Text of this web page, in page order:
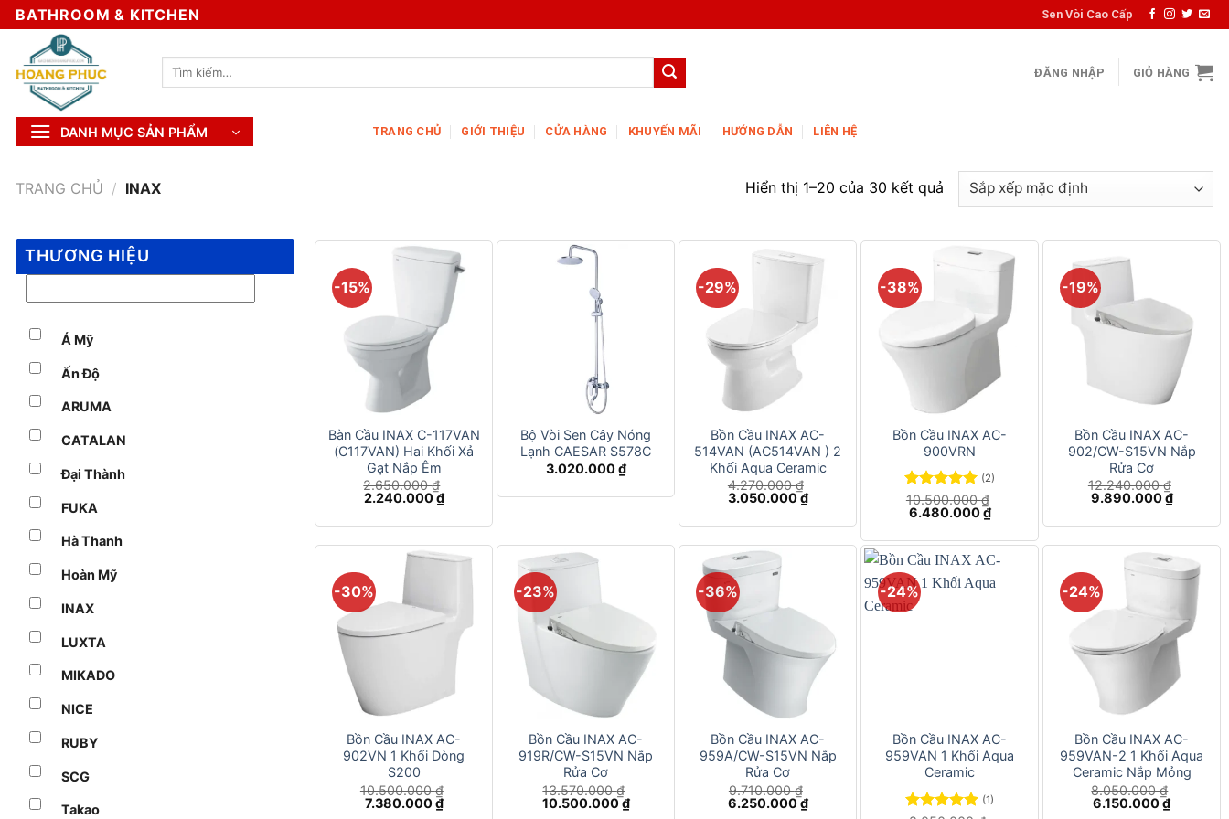
Skip
to
content
BATHROOM & KITCHEN Sen Vòi Cao Cấp
Tìm
ĐĂNG NHẬP GIỎ HÀNG
DANH MỤC SẢN PHẨM TRANG CHỦ GIỚI THIỆU CỬA HÀNG KHUYẾN MÃI HƯỚNG DẪN LIÊN HỆ
TRANG CHỦ / INAX Hiển thị 1–20 của 30 kết quả
THƯƠNG HIỆU
Á Mỹ
Ấn Độ
ARUMA
CATALAN
Đại Thành
FUKA
Hà Thanh
Hoàn Mỹ
INAX
LUXTA
MIKADO
NICE
RUBY
SCG
Takao
-15%
Bàn Cầu INAX C-117VAN
(C117VAN) Hai Khối Xả
Gạt Nắp Êm
2.650.000₫
Giá
là:
2.240.000₫Giá
hiện
tại
2.240.000 ₫.
Bộ Vòi Sen Cây Nóng
Lạnh CAESAR S578C
3.020.000₫
-29%
Bồn Cầu INAX AC-
514VAN (AC514VAN ) 2
Khối Aqua Ceramic
4.270.000₫
Giá
là:
3.050.000₫Giá
hiện
tại
3.050.000 ₫.
-38%
Bồn Cầu INAX AC-
900VRN
Được xếp
hạng5.00
(2)
10.500.000₫
Giá
là:
10.500.000 ₫.
6.480.000₫Giá
hiện
tại
là:
6.480.000 ₫.
-19%
Bồn Cầu INAX AC-
902/CW-S15VN Nắp
Rửa Cơ
12.240.000₫
Giá
là:
9.890.000₫Giá
hiện
tại
-30%
Bồn Cầu INAX AC-
902VN 1 Khối Dòng
S200
10.500.000₫
Giá
7.380.000₫Giá
hiện
-23%
Bồn Cầu INAX AC-
919R/CW-S15VN Nắp
Rửa Cơ
13.570.000₫
Giá
10.500.000₫Giá
hiện
-36%
Bồn Cầu INAX AC-
959A/CW-S15VN Nắp
Rửa Cơ
9.710.000₫
Giá
6.250.000₫Giá
hiện
-24%
Bồn Cầu INAX AC-
959VAN 1 Khối Aqua
Ceramic
(1)
-24%
Bồn Cầu INAX AC-
959VAN-2 1 Khối Aqua
Ceramic Nắp Mỏng
8.050.000₫
Giá
6.150.000₫Giá